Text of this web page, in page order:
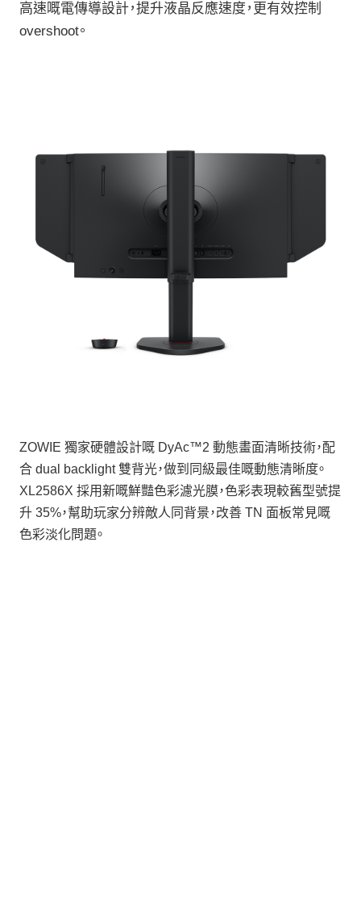
高速嘅電傳導設計，提升液晶反應速度，更有效控制
overshoot。
ZOWIE 獨家硬體設計嘅 DyAc™2 動態畫面清晰技術，配
合 dual backlight 雙背光，做到同級最佳嘅動態清晰度。
XL2586X 採用新嘅鮮豔色彩濾光膜，色彩表現較舊型號提
升 35%，幫助玩家分辨敵人同背景，改善 TN 面板常見嘅
色彩淡化問題。